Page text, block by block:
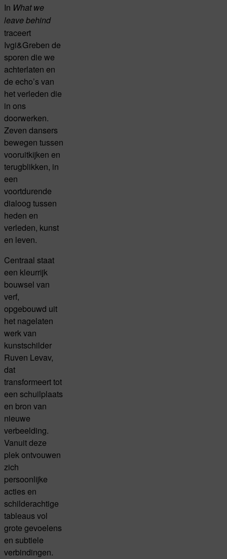
In What we
leave behind
traceert
Ivgi&Greben de
sporen die we
achterlaten en
de echo’s van
het verleden die
in ons
doorwerken.
Zeven dansers
bewegen tussen
vooruitkijken en
terugblikken, in
een
voortdurende
dialoog tussen
heden en
verleden, kunst
en leven.
Centraal staat
een kleurrijk
bouwsel van
verf,
opgebouwd uit
het nagelaten
werk van
kunstschilder
Ruven Levav,
dat
transformeert tot
een schuilplaats
en bron van
nieuwe
verbeelding.
Vanuit deze
plek ontvouwen
zich
persoonlijke
acties en
schilderachtige
tableaus vol
grote gevoelens
en subtiele
verbindingen.